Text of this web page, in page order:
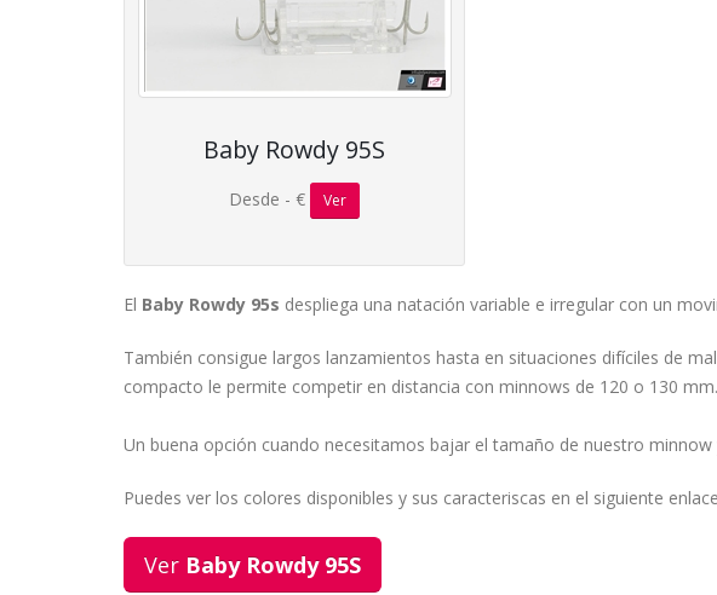
Baby Rowdy 95S
Desde - € Ver
El Baby Rowdy 95s despliega una natación variable e irregular con un
También consigue largos lanzamientos hasta en situaciones difíciles de
compacto le permite competir en distancia con minnows de 120 o 130 mm.
Un buena opción cuando necesitamos bajar el tamaño de nuestro
Puedes ver los colores disponibles y sus caracteriscas en el siguiente enlace
Ver Baby Rowdy 95S